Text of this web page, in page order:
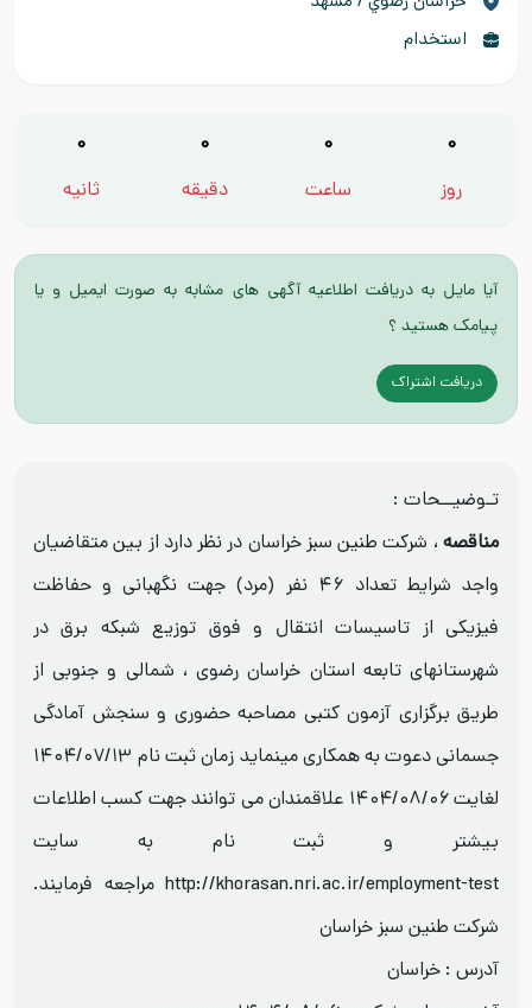
استخدام
0
روز
0
ساعت
0
دقیقه
0
ثانیه
آیا مایل به دریافت اطلاعیه آگهی های مشابه به صورت ایمیل و یا
پیامک هستید ؟
دریافت اشتراک
تـوضیــحات :
مناقصه ، شرکت طنین سبز خراسان در نظر دارد از بین متقاضیان
واجد شرایط تعداد ۴۶ نفر (مرد) جهت نگهبانی و حفاظت
فیزیکی از تاسیسات انتقال و فوق توزیع شبکه برق در
شهرستانهای تابعه استان خراسان رضوی ، شمالی و جنوبی از
طریق برگزاری آزمون کتبی مصاحبه حضوری و سنجش آمادگی
جسمانی دعوت به همکاری مینماید زمان ثبت نام ۱۴۰۴/۰۷/۱۳
لغایت ۱۴۰۴/۰۸/۰۶ علاقمندان می توانند جهت کسب اطلاعات
بیشتر و ثبت نام به سایت
http://khorasan.nri.ac.ir/employment-test مراجعه فرمایند.
شرکت طنین سبز خراسان
آدرس : خراسان